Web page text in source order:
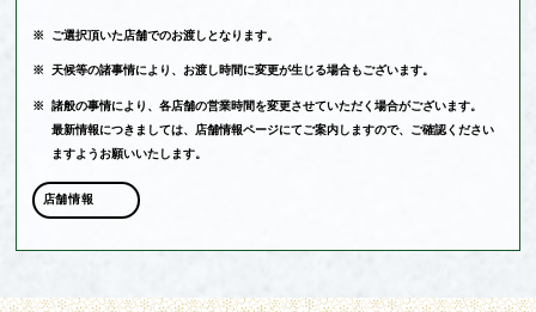
※ ご選択頂いた店舗でのお渡しとなります。
※ 天候等の諸事情により、お渡し時間に変更が生じる場合もございます。
※
諸般の事情により、各店舗の営業時間を変更させていただく場合がございます。
最新情報につきましては、店舗情報ページにてご案内しますので、ご確認ください
ますようお願いいたします。
店舗情報